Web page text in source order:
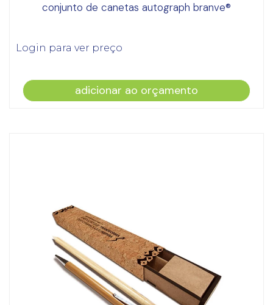
conjunto de canetas autograph branve®
Login para ver preço
adicionar ao orçamento